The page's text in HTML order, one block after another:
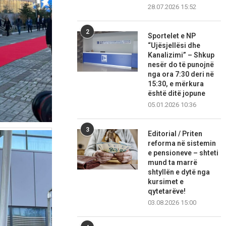
28.07.2026 15:52
2
Sportelet e NP
“Ujësjellësi dhe
Kanalizimi” – Shkup
nesër do të punojnë
nga ora 7:30 deri në
15:30, e mërkura
është ditë jopune
05.01.2026 10:36
3
Editorial / Priten
reforma në sistemin
e pensioneve – shteti
mund ta marrë
shtyllën e dytë nga
kursimet e
qytetarëve!
03.08.2026 15:00